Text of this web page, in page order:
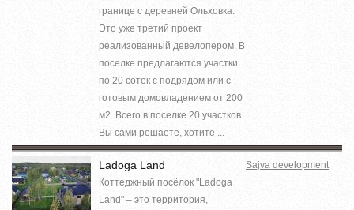
границе с деревней Ольховка.
Это уже третий проект
реализованный девелопером. В
поселке предлагаются участки
по 20 соток с подрядом или с
готовым домовладением от 200
м2. Всего в поселке 20 участков.
Вы сами решаете, хотите ...
Ladoga Land
Коттеджный посёлок "Ladoga
Land" – это территория,
Sajva development